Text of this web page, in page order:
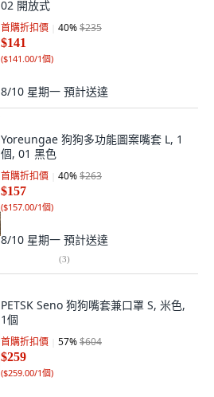
02 開放式
首購折扣價 40%$235
$141
($141.00/1個)
8/10 星期一 預計送達
Yoreungae 狗狗多功能圖案嘴套 L, 1
個, 01 黑色
首購折扣價 40%$263
$157
($157.00/1個)
8/10 星期一 預計送達
(3)
PETSK Seno 狗狗嘴套兼口罩 S, 米色,
1個
首購折扣價 57%$604
$259
($259.00/1個)